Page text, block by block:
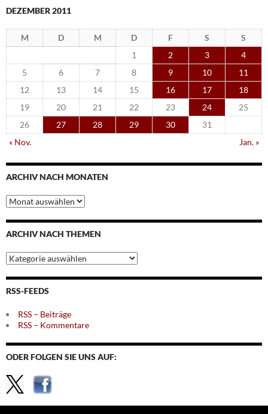
DEZEMBER 2011
M D M D F S
S
1
2 3
4
5
6 7 8 9 10
11
12
13 14 15 16 17
18
19
20 21 22 23 24
25
26
27 28 29 30
31
« Nov.
Jan. »
ARCHIV NACH MONATEN
Archiv
nach
Monaten
ARCHIV NACH THEMEN
Archiv
nach
Themen
RSS-FEEDS
RSS – Beiträge
RSS – Kommentare
ODER FOLGEN SIE UNS AUF: